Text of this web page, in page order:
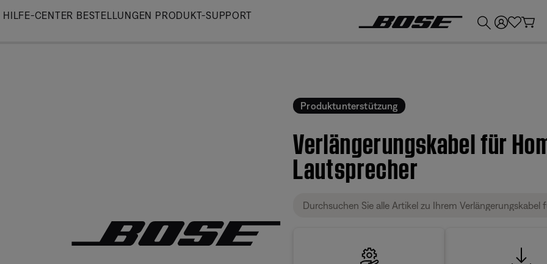
Skip
HILFE-CENTER BESTELLUNGEN PRODUKT-SUPPORT
Produktunterstützung
Verlängerungskabel für
Lautsprecher